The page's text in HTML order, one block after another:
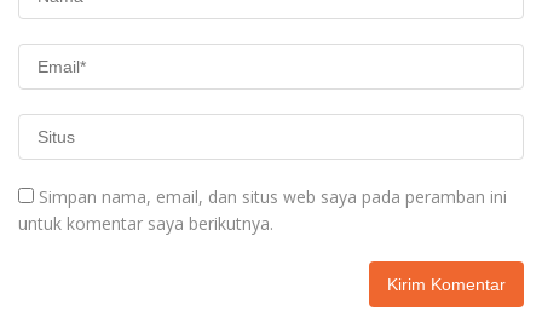
Simpan nama, email, dan situs web saya pada peramban ini
untuk komentar saya berikutnya.